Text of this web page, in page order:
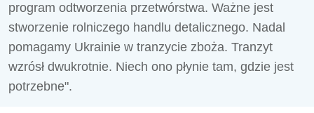
program odtworzenia przetwórstwa. Ważne jest
stworzenie rolniczego handlu detalicznego. Nadal
pomagamy Ukrainie w tranzycie zboża. Tranzyt
wzrósł dwukrotnie. Niech ono płynie tam, gdzie jest
potrzebne".